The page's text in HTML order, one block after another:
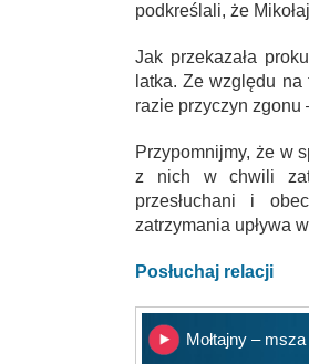
podkreślali, że
Jak przekazała
latka. Ze względu
razie przyczyn zgonu
Przypomnijmy, że w
z nich w chwili
przesłuchani i
zatrzymania upływa
Posłuchaj relacji
Mołtajny –